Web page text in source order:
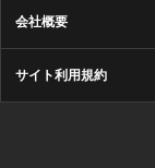
会社概要
サイト利用規約